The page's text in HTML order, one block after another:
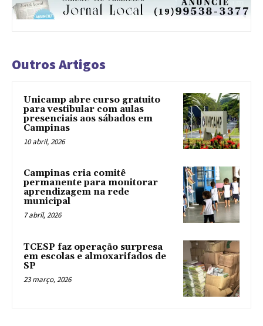
Outros Artigos
Unicamp abre curso gratuito
para vestibular com aulas
presenciais aos sábados em
Campinas
10 abril, 2026
Campinas cria comitê
permanente para monitorar
aprendizagem na rede
municipal
7 abril, 2026
TCESP faz operação surpresa
em escolas e almoxarifados de
SP
23 março, 2026